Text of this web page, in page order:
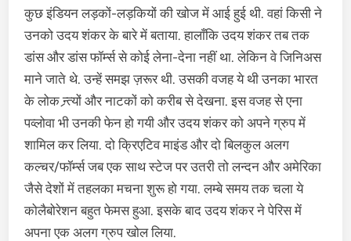
कुछ इंडियन लड़कों-लड़कियों की खोज में आई हुई थी. वहां किसी ने
उनको उदय शंकर के बारे में बताया. हालाँकि उदय शंकर तब तक
डांस और डांस फॉर्म्स से कोई लेना-देना नहीं था. लेकिन वे जिनिअस
माने जाते थे. उन्हें समझ ज़रूर थी. उसकी वजह ये थी उनका भारत
के लोक न्र्त्यों और नाटकों को करीब से देखना. इस वजह से एना
पव्लोवा भी उनकी फेन हो गयी और उदय शंकर को अपने ग्रुप में
शामिल कर लिया. दो क्रिएटिव माइंड और दो बिलकुल अलग
कल्चर/फॉर्म्स जब एक साथ स्टेज पर उतरी तो लन्दन और अमेरिका
जैसे देशों में तहलका मचना शुरू हो गया. लम्बे समय तक चला ये
कोलैबोरेशन बहुत फेमस हुआ. इसके बाद उदय शंकर ने पेरिस में
अपना एक अलग ग्रुप खोल लिया.